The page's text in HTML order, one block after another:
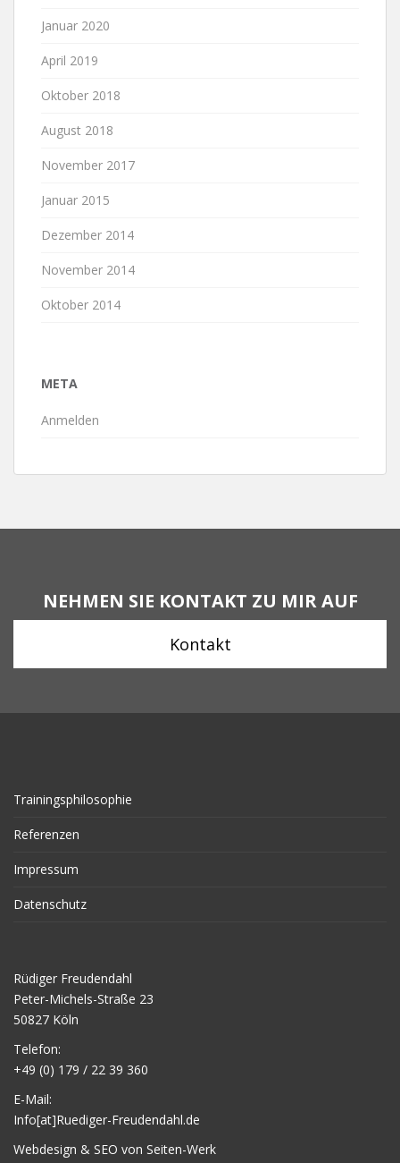
Januar 2020
April 2019
Oktober 2018
August 2018
November 2017
Januar 2015
Dezember 2014
November 2014
Oktober 2014
META
Anmelden
NEHMEN SIE KONTAKT ZU MIR AUF
Kontakt
Trainingsphilosophie
Referenzen
Impressum
Datenschutz
Rüdiger Freudendahl
Peter-Michels-Straße 23
50827 Köln
Telefon:
+49 (0) 179 / 22 39 360
E-Mail:
Info[at]Ruediger-Freudendahl.de
Webdesign & SEO von Seiten-Werk